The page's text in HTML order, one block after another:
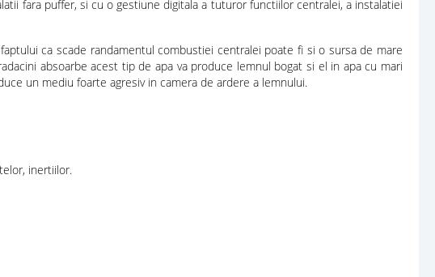
fara puffer, si cu o gestiune digitala a tuturor functiilor centralei, a instalatiei
ca scade randamentul combustiei centralei poate fi si o sursa de mare
absoarbe acest tip de apa va produce lemnul bogat si el in apa cu mari
un mediu foarte agresiv in camera de ardere a lemnului.
inertiilor.